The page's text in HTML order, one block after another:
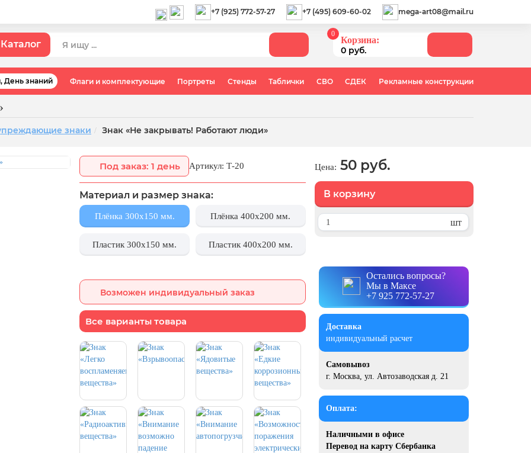
+7 (925) 772-57-27 +7 (495) 609-60-02 mega-art08@mail.ru
Каталог
0
Корзина:
0 руб.
День знаний Флаги и комплектующие Портреты Стенды Таблички СВО СДЕК Рекламные конструкции
знаки Знак «Не закрывать! Работают люди»
Под заказ: 1 день Артикул: Т-20
Материал и размер знака:
Плёнка 300x150 мм. Плёнка 400x200 мм.
Пластик 300x150 мм. Пластик 400x200 мм.
Возможен индивидуальный заказ
Все варианты товара
Цена: 50 руб.
В корзину
шт
Остались вопросы?
Мы в Максе
+7 925 772-57-27
Доставка
индивидуальный расчет
Самовывоз
г. Москва, ул. Автозаводская д. 21
Оплата:
Наличными в офисе
Перевод на карту Сбербанка